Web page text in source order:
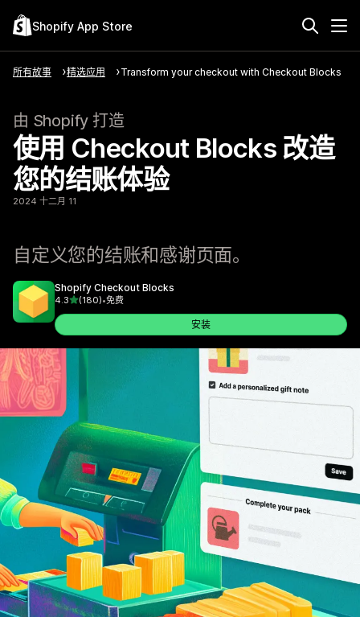
Shopify App Store
所有故事 精选应用 Transform your checkout with Checkout Blocks
由 Shopify 打造
使用 Checkout Blocks 改造
您的结账体验
2024 十二月 11
自定义您的结账和感谢页面。
Shopify Checkout Blocks
4.3星（满分 5 星）
(180)
总共 180 条评论
•免费
安装